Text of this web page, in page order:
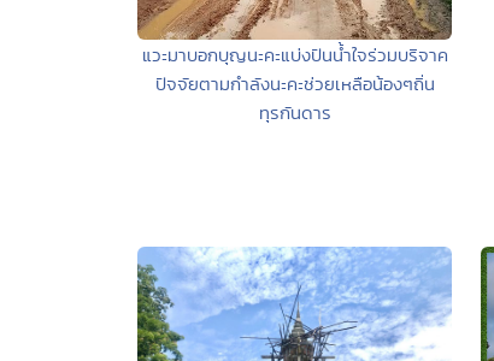
แวะมาบอกบุญนะคะแบ่งปันน้ำใจร่วมบริจาค
ปัจจัยตามกำลังนะคะช่วยเหลือน้องๆถิ่น
ทุรกันดาร